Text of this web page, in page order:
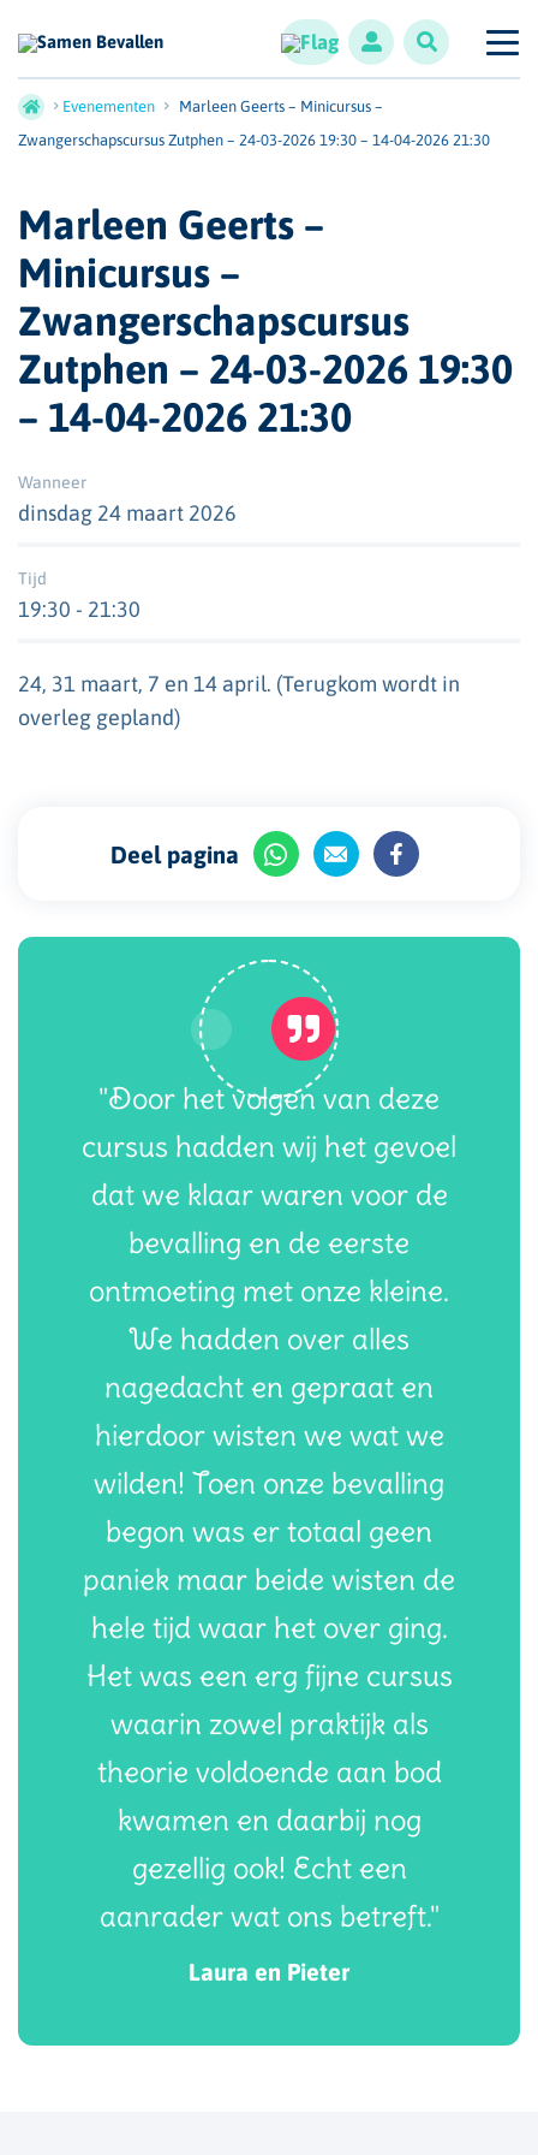
Evenementen
Marleen Geerts – Minicursus –
Zwangerschapscursus Zutphen – 24-03-2026 19:30 – 14-04-2026 21:30
Marleen Geerts –
Minicursus –
Zwangerschapscursus
Zutphen – 24-03-2026 19:30
– 14-04-2026 21:30
Wanneer
dinsdag 24 maart 2026
Tijd
19:30 - 21:30
24, 31 maart, 7 en 14 april. (Terugkom wordt in
overleg gepland)
Deel pagina
"Door het volgen van deze
cursus hadden wij het gevoel
dat we klaar waren voor de
bevalling en de eerste
ontmoeting met onze kleine.
We hadden over alles
nagedacht en gepraat en
hierdoor wisten we wat we
wilden! Toen onze bevalling
begon was er totaal geen
paniek maar beide wisten de
hele tijd waar het over ging.
Het was een erg fijne cursus
waarin zowel praktijk als
theorie voldoende aan bod
kwamen en daarbij nog
gezellig ook! Echt een
aanrader wat ons betreft."
Laura en Pieter